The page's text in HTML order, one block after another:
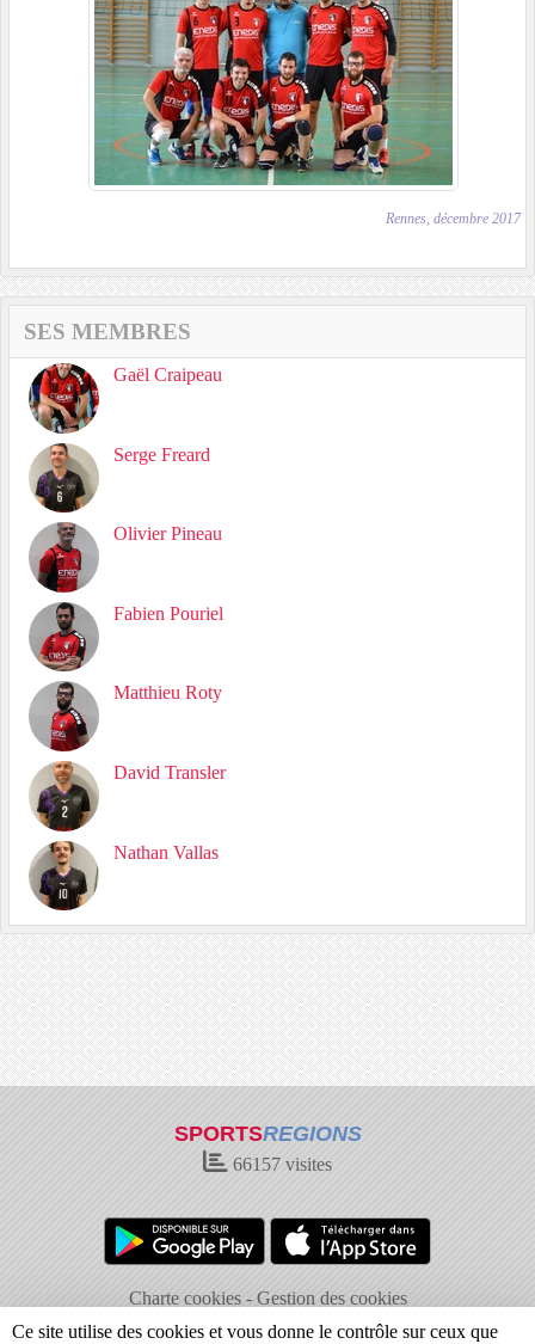
Rennes, décembre 2017
SES MEMBRES
Gaël Craipeau
Serge Freard
Olivier Pineau
Fabien Pouriel
Matthieu Roty
David Transler
Nathan Vallas
SPORTSREGIONS
66157 visites
Charte cookies
Gestion des cookies
Informations légales
Signaler un contenu inapproprié
Ce site utilise des cookies et vous donne le contrôle sur ceux que